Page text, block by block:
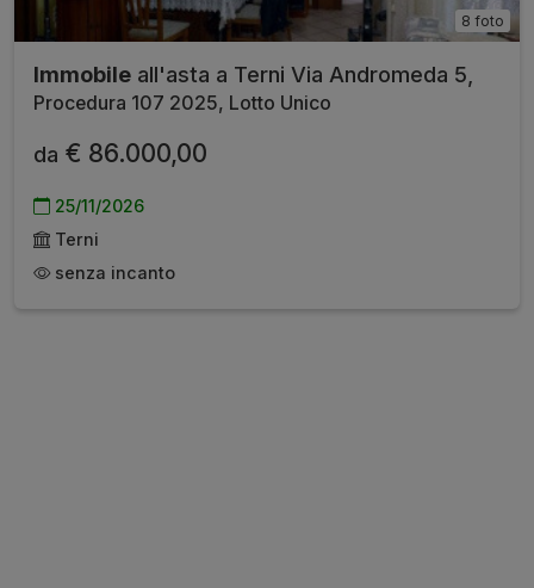
8 foto
Immobile all'asta a Terni Via Andromeda 5,
Procedura 107 2025, Lotto Unico
da € 86.000,00
25/11/2026
Terni
senza incanto